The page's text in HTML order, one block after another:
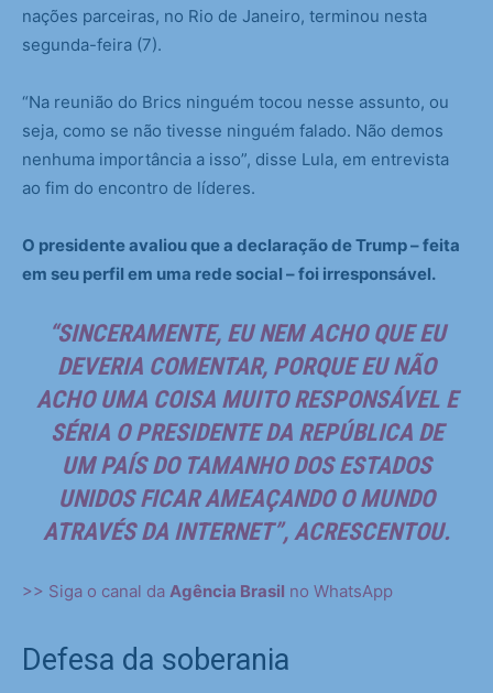
nações parceiras, no Rio de Janeiro, terminou nesta
segunda-feira (7).
“Na reunião do Brics ninguém tocou nesse assunto, ou
seja, como se não tivesse ninguém falado. Não demos
nenhuma importância a isso”, disse Lula, em entrevista
ao fim do encontro de líderes.
O presidente avaliou que a declaração de Trump – feita
em seu perfil em uma rede social – foi irresponsável.
“SINCERAMENTE, EU NEM ACHO QUE EU
DEVERIA COMENTAR, PORQUE EU NÃO
ACHO UMA COISA MUITO RESPONSÁVEL E
SÉRIA O PRESIDENTE DA REPÚBLICA DE
UM PAÍS DO TAMANHO DOS ESTADOS
UNIDOS FICAR AMEAÇANDO O MUNDO
ATRAVÉS DA INTERNET”, ACRESCENTOU.
>> Siga o canal da Agência Brasil no WhatsApp
Defesa da soberania